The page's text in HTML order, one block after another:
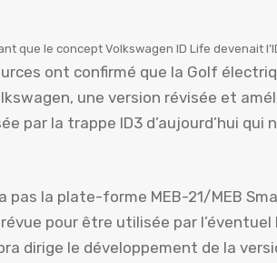
que le concept Volkswagen ID Life devenait
ont confirmé que la Golf
une version révisée et
par la trappe ID3 d’aujourd’hui qui
pas la plate-forme MEB-21/MEB
pour être utilisée par l’éventuel
dirige le développement de la